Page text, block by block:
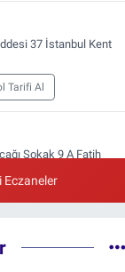
37 İstanbul Kent
Tarifi Al
Sokak 9 A Fatih
Eczaneler